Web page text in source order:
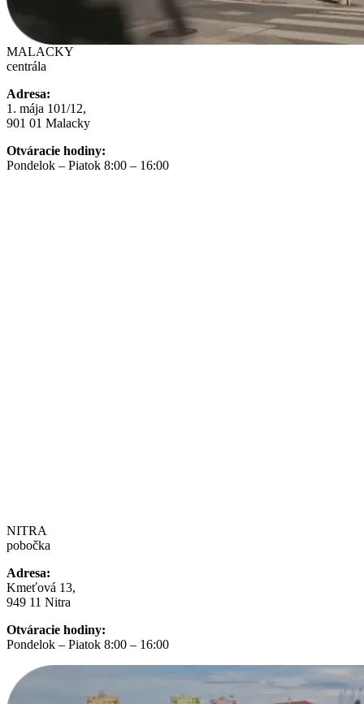
MALACKY
centrála
Adresa:
1. mája 101/12,
901 01 Malacky
Otváracie hodiny:
Pondelok – Piatok 8:00 – 16:00
NITRA
pobočka
Adresa:
Kmeťová 13,
949 11 Nitra
Otváracie hodiny:
Pondelok – Piatok 8:00 – 16:00